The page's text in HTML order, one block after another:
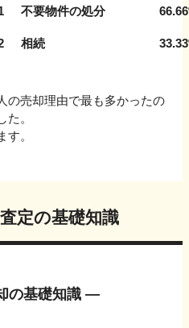
不要物件の処分 66.66
相続 33.33
の売却理由で最も多かったの
た。
す。
定の基礎知識
の基礎知識 ―